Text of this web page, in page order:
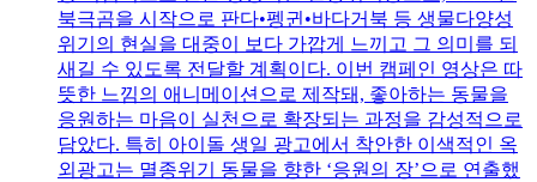
북극곰을 시작으로 판다•펭귄•바다거북 등 생물다양성
위기의 현실을 대중이 보다 가깝게 느끼고 그 의미를 되
새길 수 있도록 전달할 계획이다. 이번 캠페인 영상은 따
뜻한 느낌의 애니메이션으로 제작돼, 좋아하는 동물을
응원하는 마음이 실천으로 확장되는 과정을 감성적으로
담았다. 특히 아이돌 생일 광고에서 착안한 이색적인 옥
외광고는 멸종위기 동물을 향한 ‘응원의 장’으로 연출했